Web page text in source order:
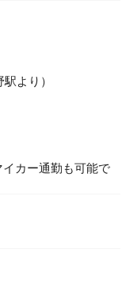
より）
カー通勤も可能で